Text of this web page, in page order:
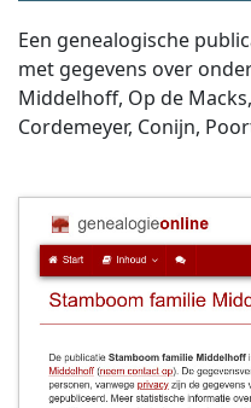
Een genealogische
met gegevens over
Middelhoff, Op de
Cordemeyer, Conijn,